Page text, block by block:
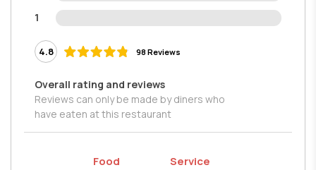
1
4.8 98 Reviews
Overall rating and reviews
Reviews can only be made by diners who
have eaten at this restaurant
Food Service